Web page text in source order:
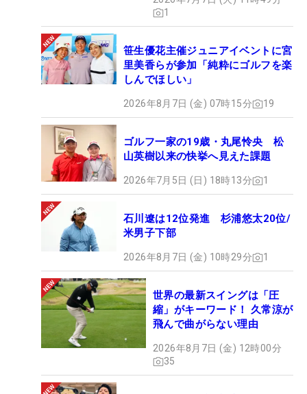
1
笹生優花主催ジュニアイベントに宮
里美香らが参加「純粋にゴルフを楽
しんでほしい」
2026年8月7日 (金) 07時15分 19
ゴルフ一家の19歳・丸尾怜央 松
山英樹以来の快挙へ見えた課題
2026年7月5日 (日) 18時13分 1
石川遼は12位発進 杉浦悠太20位/
米男子下部
2026年8月7日 (金) 10時29分 1
世界の最新スイングは「圧
縮」がキーワード！ 久常涼が
飛んで曲がらない理由
2026年8月7日 (金) 12時00分
35